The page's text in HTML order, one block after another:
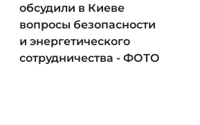
обсудили в Киеве
вопросы безопасности
и энергетического
сотрудничества - ФОТО